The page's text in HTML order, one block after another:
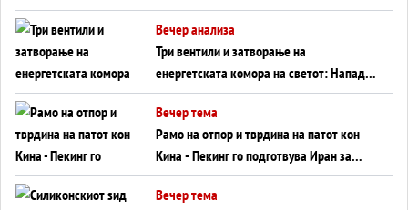
WILDBERRIES
Вечер анализа
Три вентили и затворање на
енергетската комора на светот: Нападот
во Суец најавува глобален енергетски
инфаркт?
Вечер тема
Рамо на отпор и тврдина на патот кон
Кина - Пекинг го подготвува Иран за
американска копнена инвазија
Вечер тема